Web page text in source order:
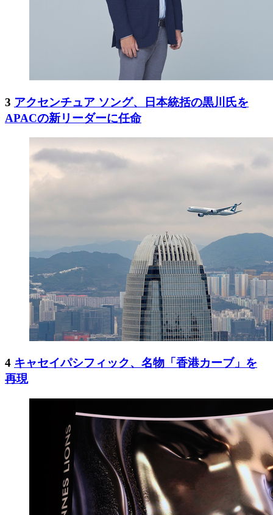
3 アクセンチュア ソング、日本統括の黒川氏を
APACの新リーダーに任命
4 キャセイパシフィック、名物「香港カーブ」を
再現